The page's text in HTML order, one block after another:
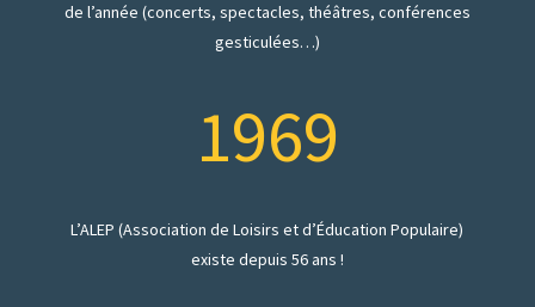
de l’année (concerts, spectacles, théâtres, conférences
gesticulées…)
1969
L’ALEP (Association de Loisirs et d’Éducation Populaire)
existe depuis 56 ans !